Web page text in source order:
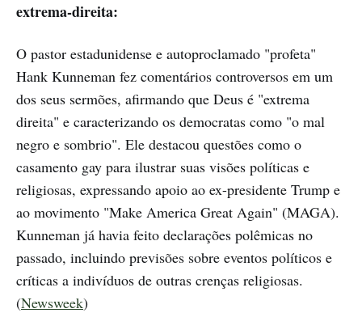
extrema-direita:
O pastor estadunidense e autoproclamado "profeta"
Hank Kunneman fez comentários controversos em um
dos seus sermões, afirmando que Deus é "extrema
direita" e caracterizando os democratas como "o mal
negro e sombrio". Ele destacou questões como o
casamento gay para ilustrar suas visões políticas e
religiosas, expressando apoio ao ex-presidente Trump e
ao movimento "Make America Great Again" (MAGA).
Kunneman já havia feito declarações polêmicas no
passado, incluindo previsões sobre eventos políticos e
críticas a indivíduos de outras crenças religiosas.
(Newsweek)